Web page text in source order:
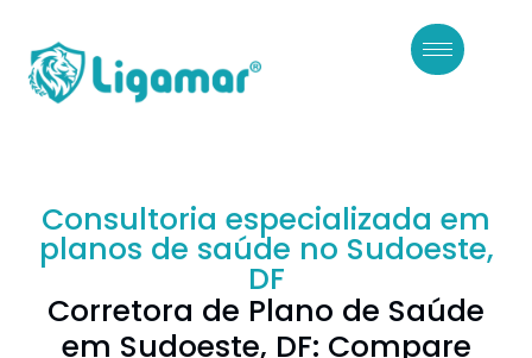
Consultoria especializada em
planos de saúde no Sudoeste,
DF
Corretora de Plano de Saúde
em Sudoeste, DF: Compare